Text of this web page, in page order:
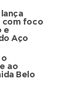
lança
com foco
e
Aço
o
ao
Belo